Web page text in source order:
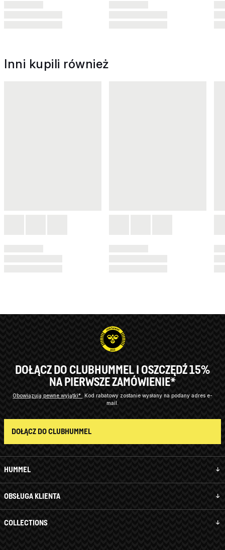
Inni kupili również
HUMMEL
OBSŁUGA KLIENTA
COLLECTIONS
DOŁĄCZ DO CLUBHUMMEL I OSZCZĘDŹ 15%
NA PIERWSZE ZAMÓWIENIE*
Obowiązują pewne wyjątki*
Kod rabatowy zostanie wysłany na podany adres e-
mail.
DOŁĄCZ DO CLUBHUMMEL